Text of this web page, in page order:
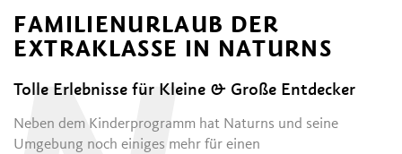
FAMILIENURLAUB DER
EXTRAKLASSE IN NATURNS
Tolle Erlebnisse für Kleine & Große Entdecker
Neben dem Kinderprogramm hat Naturns und seine
Umgebung noch einiges mehr für einen